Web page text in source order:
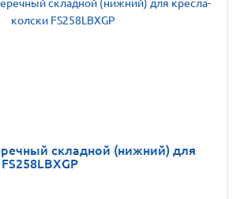
складной (нижний) для